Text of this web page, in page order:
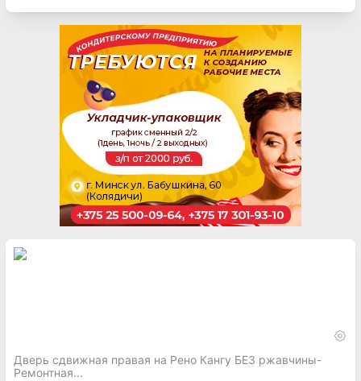
Дверь сдвижная правая на Рено Кангу БЕЗ ржавчины-
Ремонтная...